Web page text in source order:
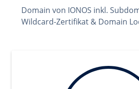
Domain von IONOS inkl.
Wildcard-Zertifikat & Domain